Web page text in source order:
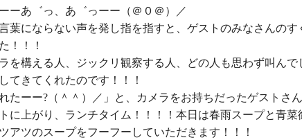
ーあ゛っ、あ゛っーー（＠０＠）／
葉にならない声を発し指を指すと、ゲストのみなさんのす
！！！
を構える人、ジックリ観察する人、どの人も思わず叫ん
てきてくれたのです！！！
れたーー?（＾＾）／」と、カメラをお持ちだったゲストさ
に上がり、ランチタイム！！！！本日は春雨スープと青菜
アツのスープをフーフーしていただきます！！！